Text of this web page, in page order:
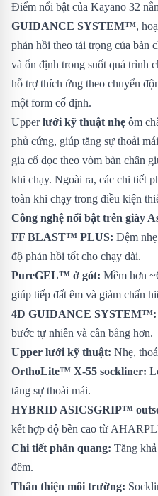
Điểm nổi bật của Kayano 32
GUIDANCE SYSTEM™,
phản hồi theo tải trọng của bàn
và ổn định trong suốt quá trình
hỗ trợ thích ứng theo chuyển
một form cố định.
Upperlưới kỹ thuật nhẹ ôm
phủ cứng, giúp tăng sự thoải
gia cố dọc theo vòm bàn chân
khi chạy. Ngoài ra, các chi tiết
toàn khi chạy trong điều kiện
Công nghệ nổi bật trên giày
FF BLAST™ PLUS: Đệm
độ phản hồi tốt cho chạy dài.
PureGEL™ ở gót: Mềm hơn
giúp tiếp đất êm và giảm chấn
4D GUIDANCE SYSTEM™:
bước tự nhiên và cân bằng hơn.
Upper lưới kỹ thuật: Nhẹ,
OrthoLite™ X-55 sockliner:
tăng sự thoải mái.
HYBRID ASICSGRIP™
kết hợp độ bền cao từ
Chi tiết phản quang: Tăng
đêm.
Thân thiện môi trường: